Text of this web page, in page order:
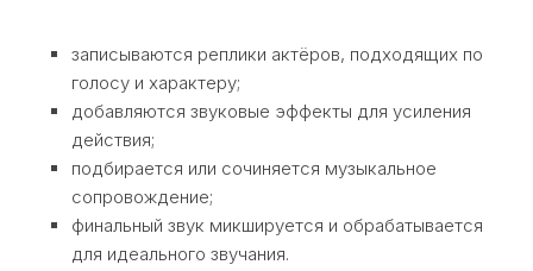
записываются реплики актёров, подходящих по
голосу и характеру;
добавляются звуковые эффекты для усиления
действия;
подбирается или сочиняется музыкальное
сопровождение;
финальный звук микшируется и обрабатывается
для идеального звучания.